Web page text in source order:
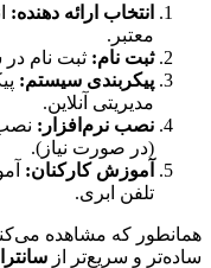
انتخاب ارائه دهنده:
معتبر.
ثبت نام: ثبت نام
پیکربندی سیستم:
مدیریتی آنلاین.
نصب نرم‌افزار: نصب
(در صورت نیاز).
آموزش کارکنان:
تلفن ابری.
همانطور که مشاهده
ساده‌تر و سریع‌تر از